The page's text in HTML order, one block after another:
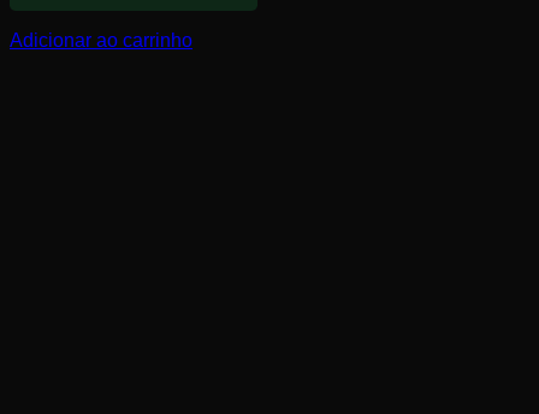
Adicionar ao carrinho